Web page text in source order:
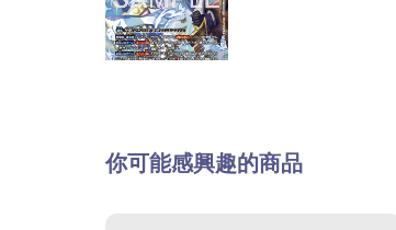
你可能感興趣的商品